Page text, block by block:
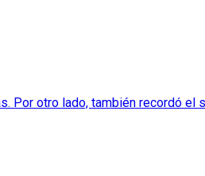
otro lado, también recordó el